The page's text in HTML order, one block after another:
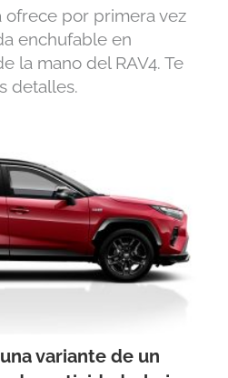
ofrece por primera vez
enchufable en
la mano del RAV4. Te
detalles.
variante de un